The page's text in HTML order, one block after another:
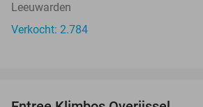
Leeuwarden
Verkocht: 2.784